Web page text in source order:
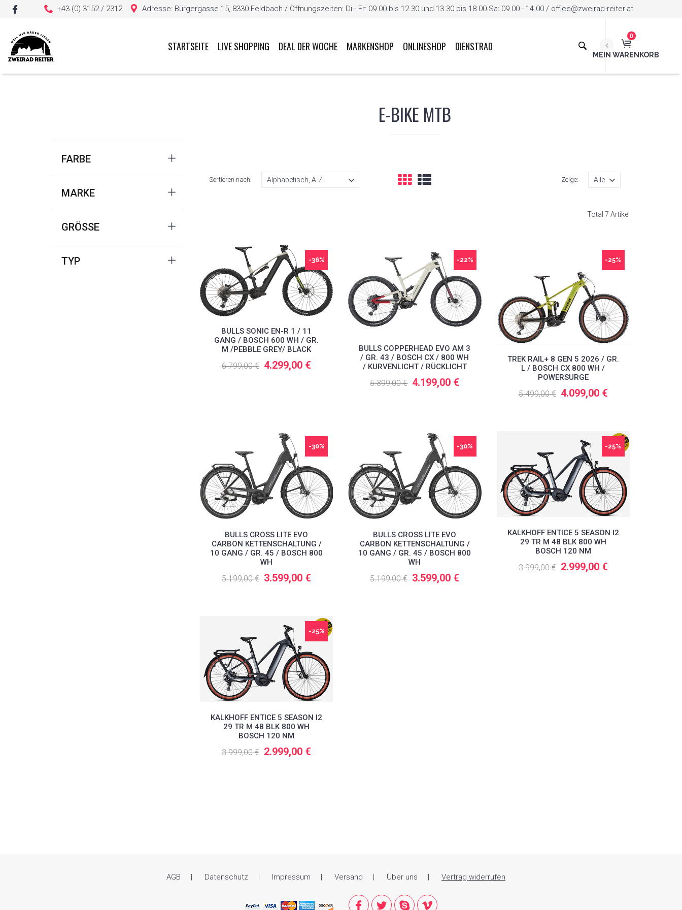
+43 (0) 3152 / 2312 Adresse: Bürgergasse 15, 8330 Feldbach / Öffnungszeiten: Di - Fr: 09.00 bis 12.30 und 13.30 bis 18.00 Sa: 09.00 - 14.00 / office@zweirad-reiter.at
0
MEIN WARENKORB
STARTSEITE LIVE SHOPPING DEAL DER WOCHE MARKENSHOP ONLINESHOP DIENSTRAD
FARBE
MARKE
GRÖSSE
TYP
E-BIKE MTB
Sortieren nach: Zeige:
Total 7 Artikel
-36%
BULLS SONIC EN-R 1 / 11
GANG / BOSCH 600 WH / GR.
M /PEBBLE GREY/ BLACK
6.799,00 € 4.299,00 €
-22%
BULLS COPPERHEAD EVO AM 3
/ GR. 43 / BOSCH CX / 800 WH
/ KURVENLICHT / RÜCKLICHT
5.399,00 € 4.199,00 €
-25%
TREK RAIL+ 8 GEN 5 2026 / GR.
L / BOSCH CX 800 WH /
POWERSURGE
5.499,00 € 4.099,00 €
-30%
BULLS CROSS LITE EVO
CARBON KETTENSCHALTUNG /
10 GANG / GR. 45 / BOSCH 800
WH
5.199,00 € 3.599,00 €
-30%
BULLS CROSS LITE EVO
CARBON KETTENSCHALTUNG /
10 GANG / GR. 45 / BOSCH 800
WH
5.199,00 € 3.599,00 €
-25%
KALKHOFF ENTICE 5 SEASON I2
29 TR M 48 BLK 800 WH
BOSCH 120 NM
3.999,00 € 2.999,00 €
-25%
KALKHOFF ENTICE 5 SEASON I2
29 TR M 48 BLK 800 WH
BOSCH 120 NM
3.999,00 € 2.999,00 €
AGB Datenschutz Impressum Versand Über uns Vertrag widerrufen